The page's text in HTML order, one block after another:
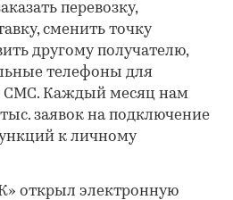
перевозку,
сменить точку
другому получателю,
телефоны для
СМС. Каждый месяц нам
заявок на подключение
к личному
открыл электронную